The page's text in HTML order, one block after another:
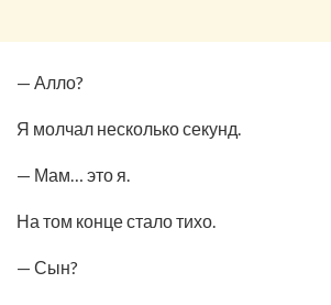
— Алло?
Я молчал несколько секунд.
— Мам… это я.
На том конце стало тихо.
— Сын?